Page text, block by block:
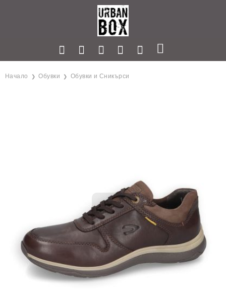
Начало Обувки Обувки и Сникърси